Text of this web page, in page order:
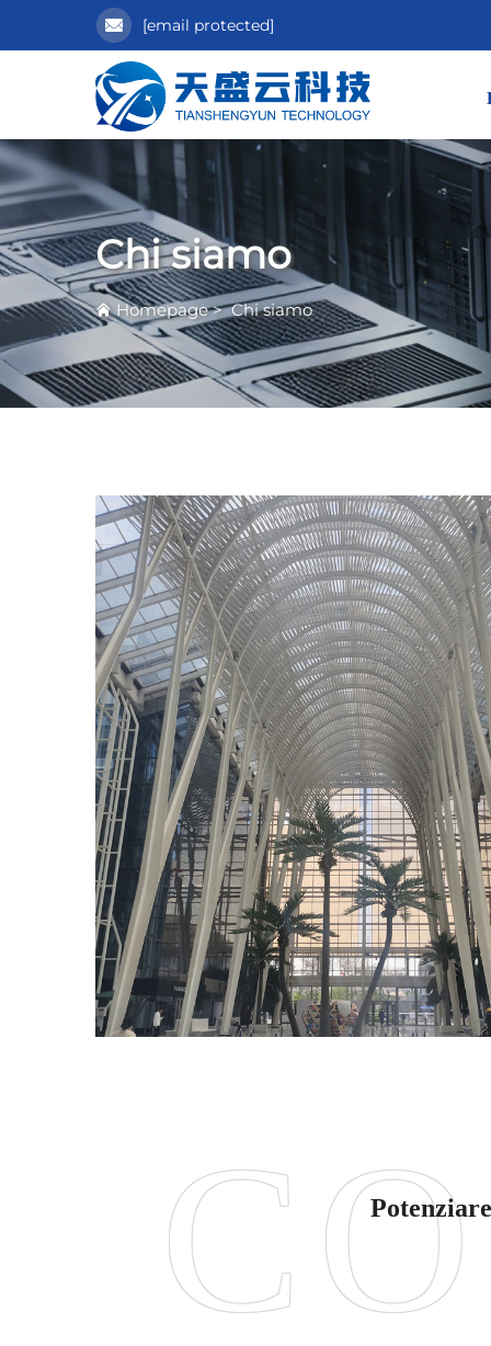
[email protected]
Chi siamo
Homepage>Chi siamo